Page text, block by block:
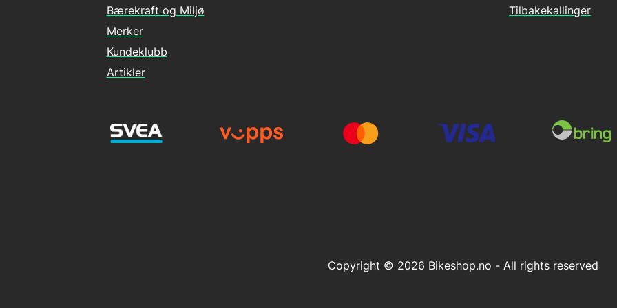
Tilbakekallinger
Bærekraft og Miljø
Merker
Kundeklubb
Artikler
Copyright © 2026 Bikeshop.no - All rights reserved